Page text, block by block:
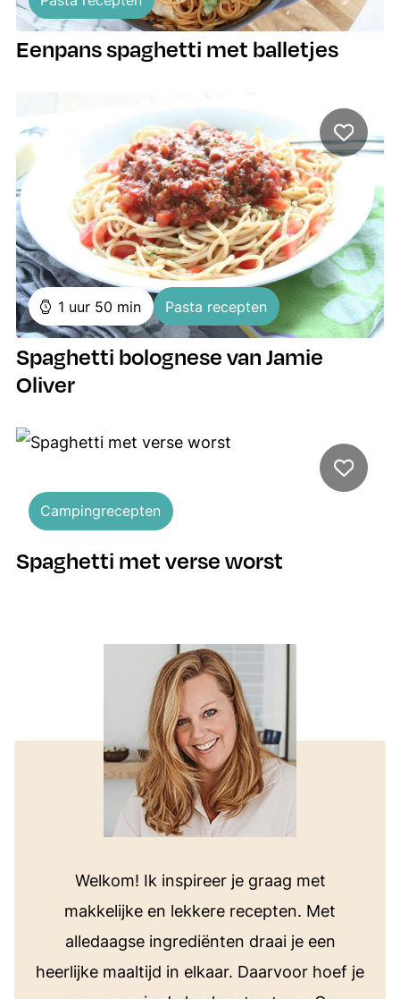
Eenpans spaghetti met balletjes
1 uur
uur 50 minuten
min Pasta recepten
Spaghetti bolognese van Jamie
Oliver
Campingrecepten
Spaghetti met verse worst
Welkom! Ik inspireer je graag met
makkelijke en lekkere recepten. Met
alledaagse ingrediënten draai je een
heerlijke maaltijd in elkaar. Daarvoor hoef je